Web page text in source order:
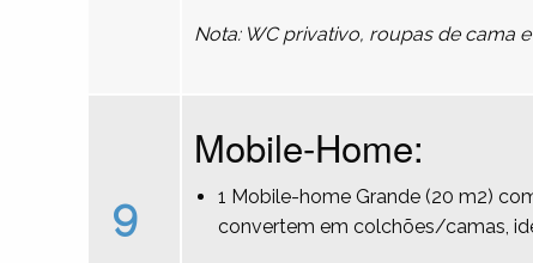
Nota: WC privativo, roupas de cama
9
Mobile-Home:
1 Mobile-home Grande (20 m2)
convertem em colchões/camas,